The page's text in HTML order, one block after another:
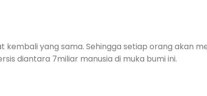
kembali yang sama. Sehingga setiap orang akan
diantara 7miliar manusia di muka bumi ini.